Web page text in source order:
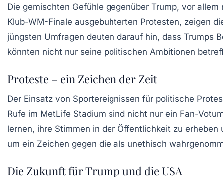
Die gemischten Gefühle gegenüber Trump, vor allem
Klub-WM-Finale ausgebuhterten Protesten, zeigen
jüngsten Umfragen deuten darauf hin, dass Trumps
könnten nicht nur seine politischen Ambitionen
Proteste – ein Zeichen der Zeit
Der Einsatz von Sportereignissen für politische
Rufe im MetLife Stadium sind nicht nur ein Fan-
lernen, ihre Stimmen in der Öffentlichkeit zu
um ein Zeichen gegen die als unethisch
Die Zukunft für Trump und die USA